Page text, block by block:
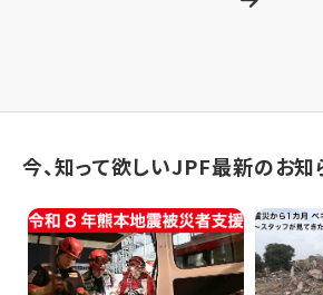
今、知って欲しいJPF最新のお知